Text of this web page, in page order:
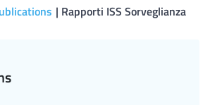
Rapporti ISS Sorveglianza